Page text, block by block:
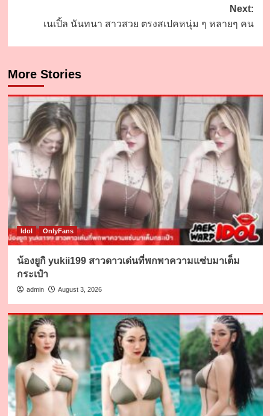
Next:
เนเปิ้ล นันทนา สาวสวย ตรงสเปคหนุ่ม ๆ หลายๆ คน
More Stories
Idol OnlyFans
น้องยูกิ yukii199 สาวดาวเด่นที่พกพาความแซ่บมาเต็ม
กระเป๋า
admin August 3, 2026